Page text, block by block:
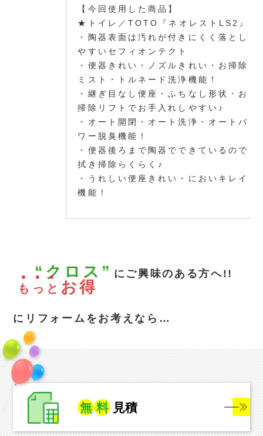
【今回使用した商品】
★トイレ／TOTO『ネオレストLS2』
・陶器表面は汚れが付きにくく落とし
やすいセフィオンテクト
・便器きれい・ノズルきれい・お掃除
ミスト・トルネード洗浄機能！
・継ぎ目なし便座・ふちなし形状・お
掃除リフトでお手入れしやすい♪
・オート開閉・オート洗浄・オートパ
ワー脱臭機能！
・便器後ろまで陶器でできているので
拭き掃除らくらく♪
・うれしい便座きれい・においキレイ
機能！
“クロス” にご興味のある方へ!!
も っ と お得
にリフォームをお考えなら…
無 料 見積